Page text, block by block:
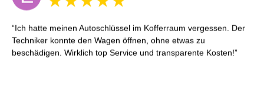
R
Notöffnung bei meiner alten Balkontür war nötig. Ich dachte